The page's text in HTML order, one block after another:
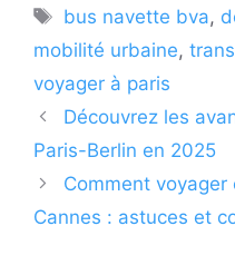
Étiquettes
bus navette bva,
mobilité urbaine,
voyager à paris
Découvrez les
Paris-Berlin en 2025
Comment
Cannes : astuces et